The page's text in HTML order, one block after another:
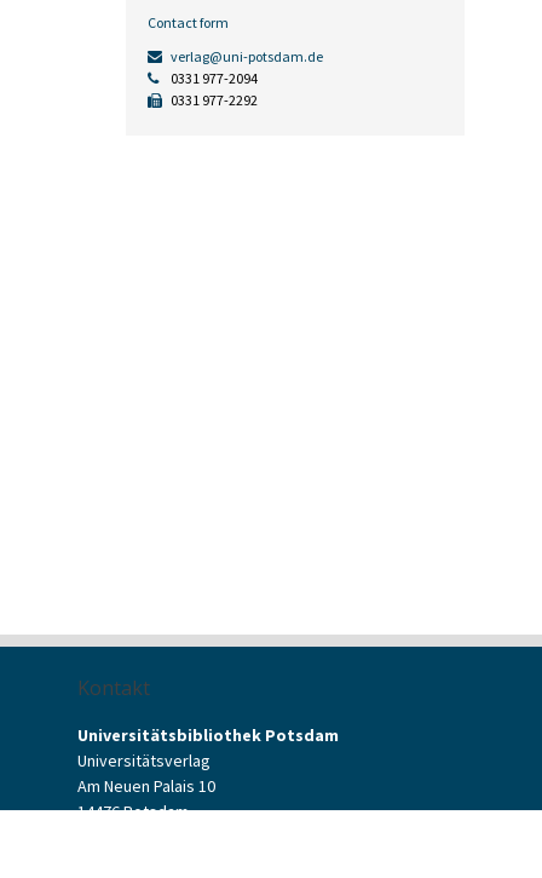
Contact form
verlag@uni-potsdam.de
0331 977-2094
0331 977-2292
Kontakt
Universitätsbibliothek Potsdam
Universitätsverlag
Am Neuen Palais 10
14476 Potsdam